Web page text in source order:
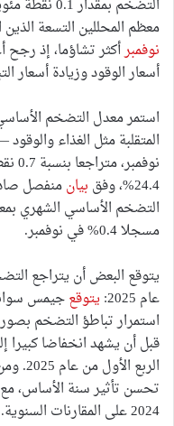
معظم المحللين التسعة
نوفمبرأكثر تشاؤما، إذ رجح
أسعار الوقود وزيادة أسعار
استمر معدل التضخم
24.4%، وفق
بيانمنفصل
مسجلا 0.4% في نوفمبر.
يتوقع البعض أن يتراجع
عام 2025:
يتوقعجيمس
استمرار تباطؤ التضخم
قبل أن يشهد انخفاضا كبيرا
تحسن تأثير سنة الأساس،
2024 على المقارنات السنوية.